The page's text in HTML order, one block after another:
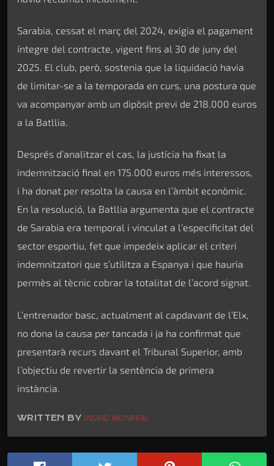
Sarabia, cessat el març del 2024, exigia el pagament
íntegre del contracte, vigent fins al 30 de juny del
2025. El club, però, sostenia que la liquidació havia
de limitar-se a la temporada en curs, una postura que
va acompanyar amb un dipòsit previ de 218.000 euros
a la Batllia.
Després d’analitzar el cas, la justícia ha fixat la
indemnització final en 175.000 euros més interessos,
i ha donat per resolta la causa en l’àmbit econòmic.
En la resolució, la Batllia argumenta que el contracte
de Sarabia era temporal i vinculat a l’especificitat del
sector esportiu, fet que impedeix aplicar el criteri
indemnitzatori que s’utilitza a Espanya i que hauria
permès al tècnic cobrar la totalitat de l’acord signat.
L’entrenador basc, actualment al capdavant de l’Elx,
no dona la causa per tancada i ja ha confirmat que
presentarà recurs davant el Tribunal Superior, amb
l’objectiu de revertir la sentència de primera
instància.
WRITTEN BYINGRID MONREAL